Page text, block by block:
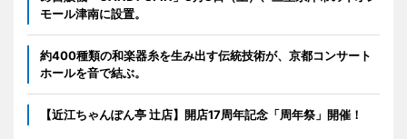
モール津南に設置。
約400種類の和楽器糸を生み出す伝統技術が、京都コンサート
ホールを音で結ぶ。
【近江ちゃんぽん亭 辻店】開店17周年記念「周年祭」開催！